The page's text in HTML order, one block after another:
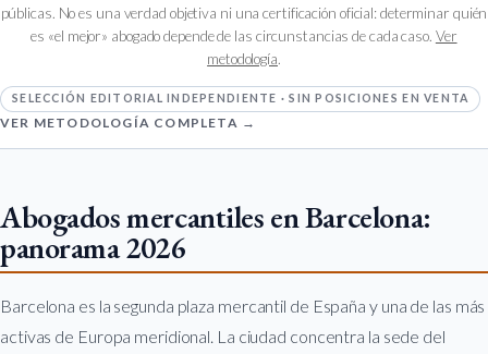
públicas. No es una verdad objetiva ni una certificación oficial: determinar quién
es «el mejor» abogado depende de las circunstancias de cada caso. Ver
metodología.
SELECCIÓN EDITORIAL INDEPENDIENTE · SIN POSICIONES EN VENTA
VER METODOLOGÍA COMPLETA →
Abogados mercantiles en Barcelona:
panorama 2026
Barcelona es la segunda plaza mercantil de España y una de las más
activas de Europa meridional. La ciudad concentra la sede del